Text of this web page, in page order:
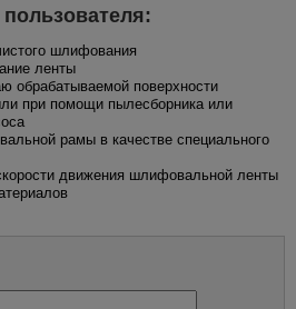
шлифования
ленты
обрабатываемой поверхности
при помощи пылесборника или
рамы в качестве специального
движения шлифовальной ленты